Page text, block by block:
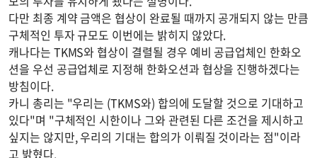
다만 최종 계약 금액은 협상이 완료될 때까지 공개되지 않는 만큼
구체적인 투자 규모도 이번에는 밝히지 않았다.
캐나다는 TKMS와 협상이 결렬될 경우 예비 공급업체인 한화오
션을 우선 공급업체로 지정해 한화오션과 협상을 진행하겠다는
방침이다.
카니 총리는 "우리는 (TKMS와) 합의에 도달할 것으로 기대하고
있다"며 "구체적인 시한이나 그와 관련된 다른 조건을 제시하고
싶지는 않지만, 우리의 기대는 합의가 이뤄질 것이라는 점"이라
고 밝혔다.